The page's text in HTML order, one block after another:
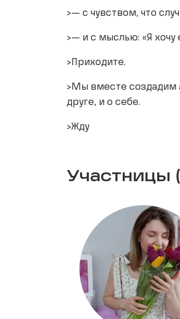
>— с чувством, что
>— и с мыслью: «Я хочу
>Приходите.
>Мы вместе создадим
друге, и о себе.
>Жду
Участницы